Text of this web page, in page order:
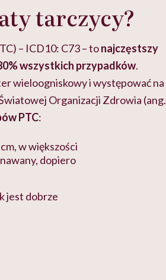
tarczycy?
– ICD10: C73–tonajczęstszy
wszystkich przypadków.
wieloogniskowy i występować na
Organizacji Zdrowia (ang.
PTC:
w większości
dopiero
jest dobrze